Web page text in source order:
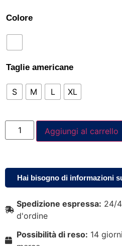
Colore
Taglie americane
S M L XL
Aggiungi al carrello
Hai bisogno di informazioni
Spedizione espressa: 24/
d'ordine
Possibilità di reso: 14